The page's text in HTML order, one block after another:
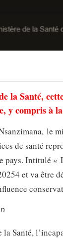
la Santé,
y compris à
le
de santé
pays. Intitulé «
et va être
Santé,